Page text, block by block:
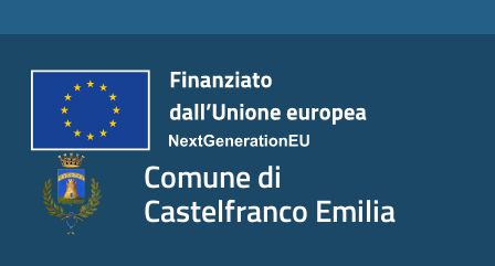
Comune di
Castelfranco Emilia